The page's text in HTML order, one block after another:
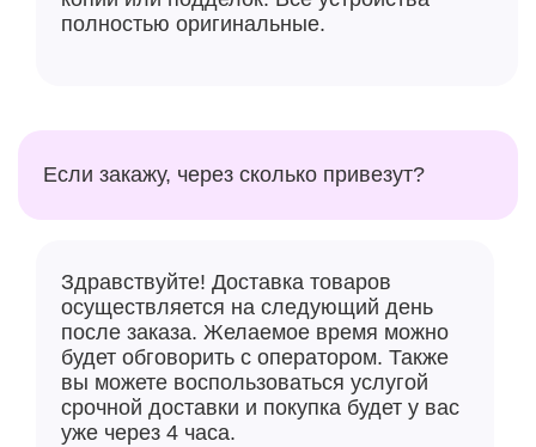
полностью оригинальные.
Если закажу, через сколько привезут?
Здравствуйте! Доставка товаров
осуществляется на следующий день
после заказа. Желаемое время можно
будет обговорить с оператором. Также
вы можете воспользоваться услугой
срочной доставки и покупка будет у вас
уже через 4 часа.